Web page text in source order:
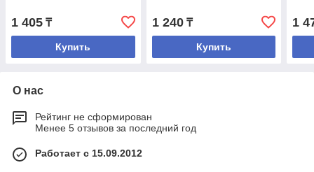
1 405 ₸
Купить
1 240₸
Купить
1
О нас
Рейтинг не сформирован
Менее 5 отзывов за последний год
Работает с 15.09.2012